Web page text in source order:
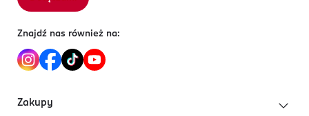
rozmazuje się i utrzymuje się na powiece aż do 24
godzin
Znajdź nas również na:
Zakupy